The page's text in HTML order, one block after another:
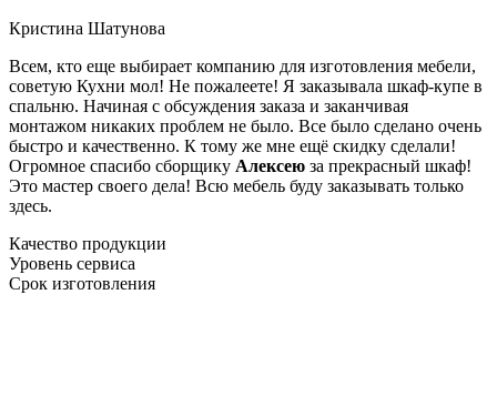
Кристина Шатунова
Всем, кто еще выбирает компанию для изготовления мебели,
советую Кухни мол! Не пожалеете! Я заказывала шкаф-купе в
спальню. Начиная с обсуждения заказа и заканчивая
монтажом никаких проблем не было. Все было сделано очень
быстро и качественно. К тому же мне ещё скидку сделали!
Огромное спасибо сборщику Алексею за прекрасный шкаф!
Это мастер своего дела! Всю мебель буду заказывать только
здесь.
Качество продукции
Уровень сервиса
Срок изготовления